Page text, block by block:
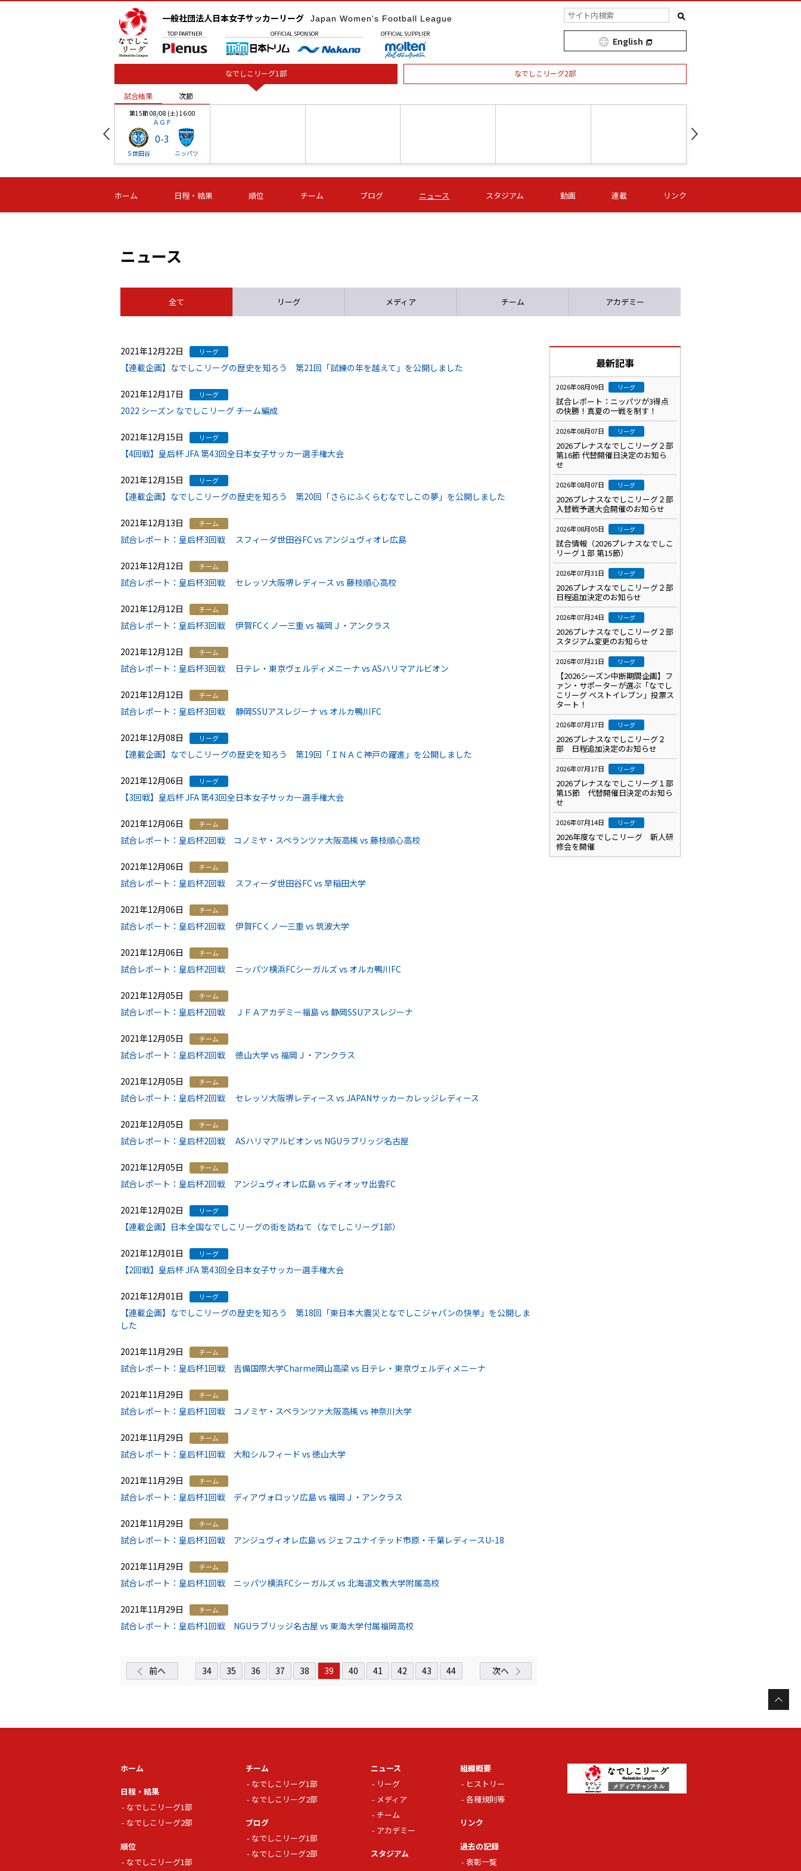
一般社団法人日本女子サッカーリーグ Japan Women's Football League
TOP PARTNER OFFICIAL SPONSOR OFFICIAL SUPPLIER
English
なでしこリーグ1部 なでしこリーグ2部
試合結果 次節
第15節 08/08 (土) 16:00
ＡＧＦ
Ｓ世田谷
0-3
ニッパツ
-
第16節 09/05 (土) 15:00
ニッパツ
-
第16節 09/05 (土) 15:00
石人の星
-
第16節 09/05 (土) 16:00
ＡＧＦ
-
いちご
-
第16節 09/06 (日) 15:00
-
第16節 09/06 (日) 15:00
- -
試合結果 次節
ホーム 日程・結果 順位 チーム ブログ ニュース スタジアム 動画 連載 リンク
ニュース
全て リーグ メディア チーム アカデミー
2021年12月22日 リーグ
【連載企画】なでしこリーグの歴史を知ろう 第21回「試練の年を越えて」を公開しました
2021年12月17日 リーグ
2022 シーズン なでしこリーグ チーム編成
2021年12月15日 リーグ
【4回戦】皇后杯 JFA 第43回全日本女子サッカー選手権大会
2021年12月15日 リーグ
【連載企画】なでしこリーグの歴史を知ろう 第20回「さらにふくらむなでしこの夢」を公開しました
2021年12月13日 チーム
試合レポート：皇后杯3回戦 スフィーダ世田谷FC vs アンジュヴィオレ広島
2021年12月12日 チーム
試合レポート：皇后杯3回戦 セレッソ大阪堺レディース vs 藤枝順心高校
2021年12月12日 チーム
試合レポート：皇后杯3回戦 伊賀FCくノ一三重 vs 福岡Ｊ・アンクラス
2021年12月12日 チーム
試合レポート：皇后杯3回戦 日テレ・東京ヴェルディメニーナ vs ASハリマアルビオン
2021年12月12日 チーム
試合レポート：皇后杯3回戦 静岡SSUアスレジーナ vs オルカ鴨川FC
2021年12月08日 リーグ
【連載企画】なでしこリーグの歴史を知ろう 第19回「ＩＮＡＣ神戸の躍進」を公開しました
2021年12月06日 リーグ
【3回戦】皇后杯 JFA 第43回全日本女子サッカー選手権大会
2021年12月06日 チーム
試合レポート：皇后杯2回戦 コノミヤ・スペランツァ大阪高槻 vs 藤枝順心高校
2021年12月06日 チーム
試合レポート：皇后杯2回戦 スフィーダ世田谷FC vs 早稲田大学
2021年12月06日 チーム
試合レポート：皇后杯2回戦 伊賀FCくノ一三重 vs 筑波大学
2021年12月06日 チーム
試合レポート：皇后杯2回戦 ニッパツ横浜FCシーガルズ vs オルカ鴨川FC
2021年12月05日 チーム
試合レポート：皇后杯2回戦 ＪＦＡアカデミー福島 vs 静岡SSUアスレジーナ
2021年12月05日 チーム
試合レポート：皇后杯2回戦 徳山大学 vs 福岡Ｊ・アンクラス
2021年12月05日 チーム
試合レポート：皇后杯2回戦 セレッソ大阪堺レディース vs JAPANサッカーカレッジレディース
2021年12月05日 チーム
試合レポート：皇后杯2回戦 ASハリマアルビオン vs NGUラブリッジ名古屋
2021年12月05日 チーム
試合レポート：皇后杯2回戦 アンジュヴィオレ広島 vs ディオッサ出雲FC
2021年12月02日 リーグ
【連載企画】日本全国なでしこリーグの街を訪ねて（なでしこリーグ1部）
2021年12月01日 リーグ
【2回戦】皇后杯 JFA 第43回全日本女子サッカー選手権大会
2021年12月01日 リーグ
【連載企画】なでしこリーグの歴史を知ろう 第18回「東日本大震災となでしこジャパンの快挙」を公開しま
した
2021年11月29日 チーム
試合レポート：皇后杯1回戦 吉備国際大学Charme岡山高梁 vs 日テレ・東京ヴェルディメニーナ
2021年11月29日 チーム
試合レポート：皇后杯1回戦 コノミヤ・スペランツァ大阪高槻 vs 神奈川大学
2021年11月29日 チーム
試合レポート：皇后杯1回戦 大和シルフィード vs 徳山大学
2021年11月29日 チーム
試合レポート：皇后杯1回戦 ディアヴォロッソ広島 vs 福岡Ｊ・アンクラス
2021年11月29日 チーム
試合レポート：皇后杯1回戦 アンジュヴィオレ広島 vs ジェフユナイテッド市原・千葉レディースU-18
2021年11月29日 チーム
試合レポート：皇后杯1回戦 ニッパツ横浜FCシーガルズ vs 北海道文教大学附属高校
2021年11月29日 チーム
試合レポート：皇后杯1回戦 NGUラブリッジ名古屋 vs 東海大学付属福岡高校
前へ 34 35 36 37 38 39 40 41 42 43 44 次へ
最新記事
2026年08月09日 リーグ
試合レポート：ニッパツが3得点
の快勝！真夏の一戦を制す！
2026年08月07日 リーグ
2026プレナスなでしこリーグ２部
第16節 代替開催日決定のお知ら
せ
2026年08月07日 リーグ
2026プレナスなでしこリーグ２部
入替戦予選大会開催のお知らせ
2026年08月05日 リーグ
試合情報（2026プレナスなでしこ
リーグ１部 第15節）
2026年07月31日 リーグ
2026プレナスなでしこリーグ２部
日程追加決定のお知らせ
2026年07月24日 リーグ
2026プレナスなでしこリーグ２部
スタジアム変更のお知らせ
2026年07月21日 リーグ
【2026シーズン中断期間企画】フ
ァン・サポーターが選ぶ「なでし
こリーグ ベストイレブン」投票ス
タート！
2026年07月17日 リーグ
2026プレナスなでしこリーグ２
部 日程追加決定のお知らせ
2026年07月17日 リーグ
2026プレナスなでしこリーグ１部
第15節 代替開催日決定のお知ら
せ
2026年07月14日 リーグ
2026年度なでしこリーグ 新人研
修会を開催
ホーム
日程・結果
なでしこリーグ1部
なでしこリーグ2部
順位
なでしこリーグ1部
チーム
なでしこリーグ1部
なでしこリーグ2部
ブログ
なでしこリーグ1部
なでしこリーグ2部
ニュース
リーグ
メディア
チーム
アカデミー
スタジアム
組織概要
ヒストリー
各種規則等
リンク
過去の記録
表彰一覧